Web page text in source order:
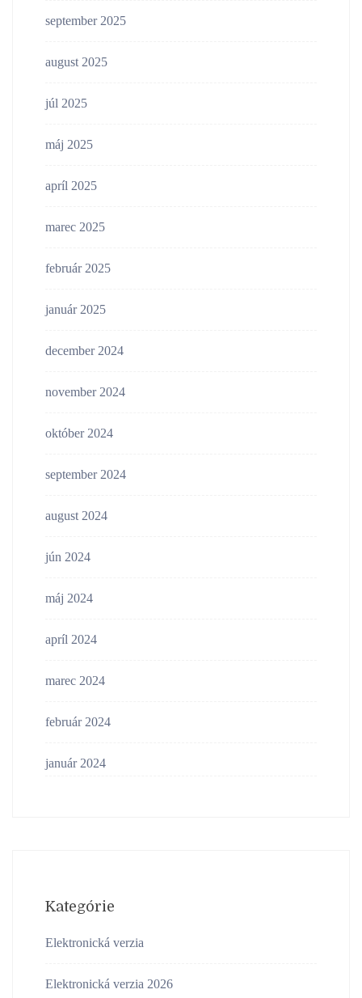
september 2025
august 2025
júl 2025
máj 2025
apríl 2025
marec 2025
február 2025
január 2025
december 2024
november 2024
október 2024
september 2024
august 2024
jún 2024
máj 2024
apríl 2024
marec 2024
február 2024
január 2024
Kategórie
Elektronická verzia
Elektronická verzia 2026